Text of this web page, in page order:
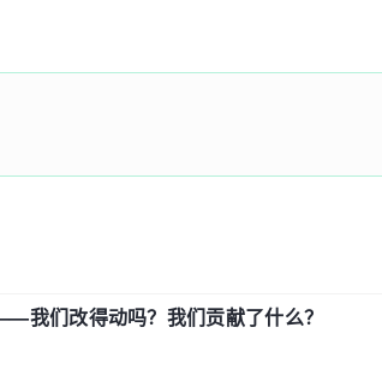
我们改得动吗？我们贡献了什么？